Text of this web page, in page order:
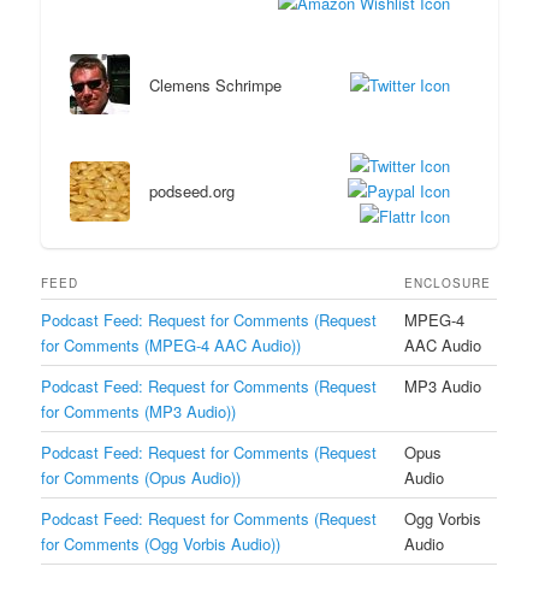
Clemens Schrimpe
podseed.org
FEED ENCLOSURE
Podcast Feed: Request for Comments (Request
for Comments (MPEG-4 AAC Audio))
MPEG-4
AAC Audio
Podcast Feed: Request for Comments (Request
for Comments (MP3 Audio))
MP3 Audio
Podcast Feed: Request for Comments (Request
for Comments (Opus Audio))
Opus
Audio
Podcast Feed: Request for Comments (Request
for Comments (Ogg Vorbis Audio))
Ogg Vorbis
Audio